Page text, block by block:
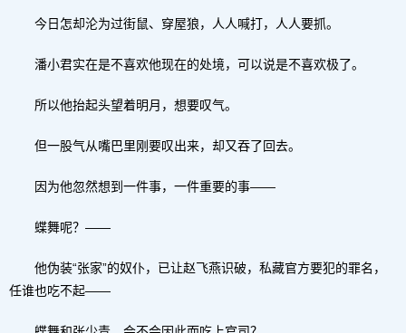
今日怎却沦为过街鼠、穿屋狼，人人喊打，人人要抓。
潘小君实在是不喜欢他现在的处境，可以说是不喜欢极了。
所以他抬起头望着明月，想要叹气。
但一股气从嘴巴里刚要叹出来，却又吞了回去。
因为他忽然想到一件事，一件重要的事——
蝶舞呢？——
他伪装“张家”的奴仆，已让赵飞燕识破，私藏官方要犯的罪名，
任谁也吃不起——